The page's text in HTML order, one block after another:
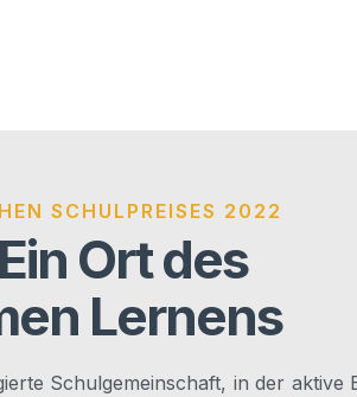
SCHULPREISES 2022
Ort des
Lernens
Schul­ge­mein­schaft, in der akti­ve